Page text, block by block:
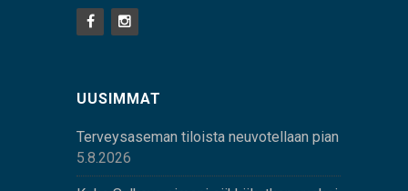
UUSIMMAT
Terveysaseman tiloista neuvotellaan pian
5.8.2026